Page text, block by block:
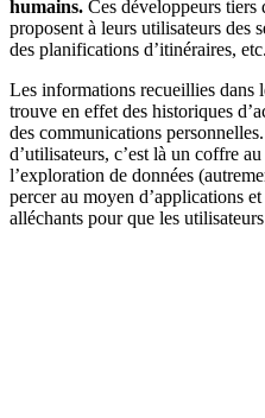
humains. Ces développeurs
proposent à leurs utilisateurs des
des planifications d’itinéraires, etc.
Les informations recueillies dans
trouve en effet des historiques
des communications
d’utilisateurs, c’est là un coffre
l’exploration de données
percer au moyen d’applications
alléchants pour que les